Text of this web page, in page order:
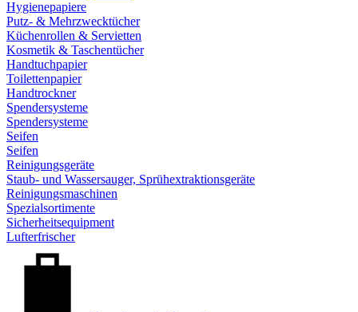
Hygienepapiere
Putz- & Mehrzwecktücher
Küchenrollen & Servietten
Kosmetik & Taschentücher
Handtuchpapier
Toilettenpapier
Handtrockner
Spendersysteme
Spendersysteme
Seifen
Seifen
Reinigungsgeräte
Staub- und Wassersauger, Sprühextraktionsgeräte
Reinigungsmaschinen
Spezialsortimente
Sicherheitsequipment
Lufterfrischer